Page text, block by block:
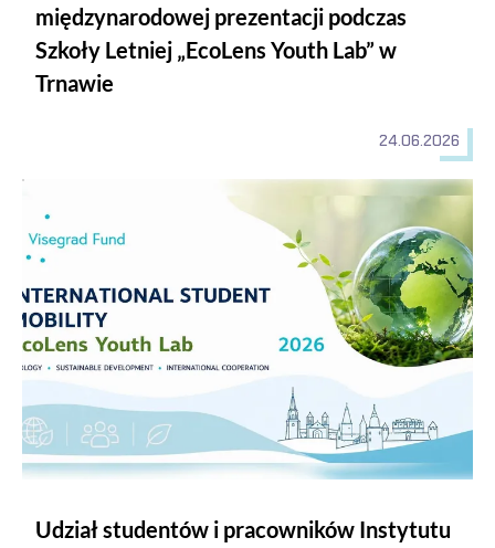
międzynarodowej prezentacji podczas
Szkoły Letniej „EcoLens Youth Lab” w
Trnawie
24.06.2026
Udział studentów i pracowników Instytutu
Udział studentów i pracowników Instytutu Biologii